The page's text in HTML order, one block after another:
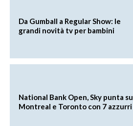
Da Gumball a Regular Show: le
grandi novità tv per bambini
National Bank Open, Sky punta su
Montreal e Toronto con 7 azzurri